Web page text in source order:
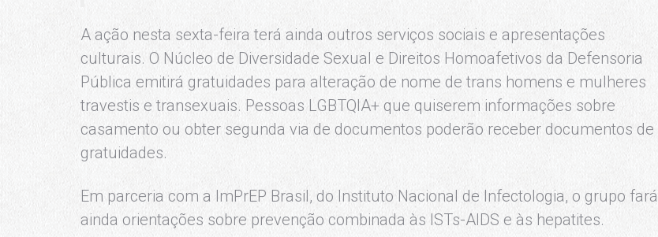
A ação nesta sexta-feira terá ainda outros serviços sociais e apresentações
culturais. O Núcleo de Diversidade Sexual e Direitos Homoafetivos da Defensoria
Pública emitirá gratuidades para alteração de nome de trans homens e mulheres
travestis e transexuais. Pessoas LGBTQIA+ que quiserem informações sobre
casamento ou obter segunda via de documentos poderão receber documentos de
gratuidades.
Em parceria com a ImPrEP Brasil, do Instituto Nacional de Infectologia, o grupo fará
ainda orientações sobre prevenção combinada às ISTs-AIDS e às hepatites.